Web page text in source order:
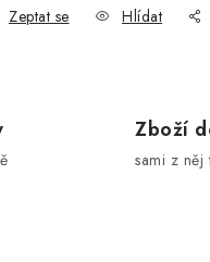
Zeptat se Hlídat
Zboží
sami z něj